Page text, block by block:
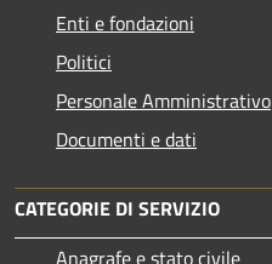
Enti e fondazioni
Politici
Personale Amministrativo
Documenti e dati
CATEGORIE DI SERVIZIO
Anagrafe e stato civile